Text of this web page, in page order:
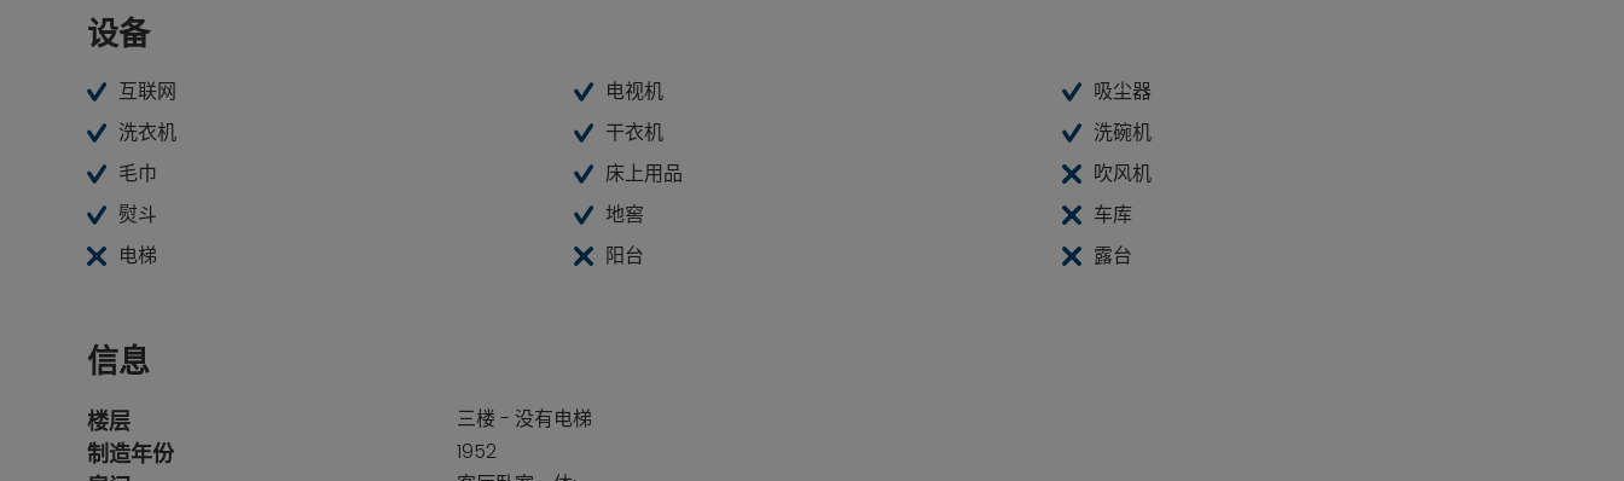
设备
互联网 电视机
吸尘器
洗衣机
干衣机
洗碗机
毛巾
床上用品
吹风机
熨斗
地窖
车库
电梯
阳台 露台
信息
楼层 三楼 - 没有电梯
制造年份 1952